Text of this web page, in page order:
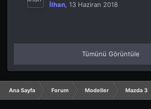
İlhan, 13 Haziran 2018
Tümünü Görüntüle
Ana Sayfa Forum Modeller Mazda 3